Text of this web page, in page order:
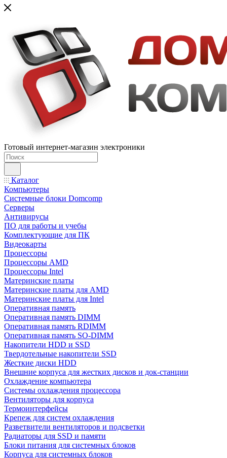
Готовый интернет-магазин электроники
Каталог
Компьютеры
Системные блоки Domcomp
Серверы
Антивирусы
ПО для работы и учебы
Комплектующие для ПК
Видеокарты
Процессоры
Процессоры AMD
Процессоры Intel
Материнские платы
Материнские платы для AMD
Материнские платы для Intel
Оперативная память
Оперативная память DIMM
Оперативная память RDIMM
Оперативная память SO-DIMM
Накопители HDD и SSD
Твердотельные накопители SSD
Жесткие диски HDD
Внешние корпуса для жестких дисков и док-станции
Охлаждение компьютера
Системы охлаждения процессора
Вентиляторы для корпуса
Термоинтерфейсы
Крепеж для систем охлаждения
Разветвители вентиляторов и подсветки
Радиаторы для SSD и памяти
Блоки питания для системных блоков
Корпуса для системных блоков